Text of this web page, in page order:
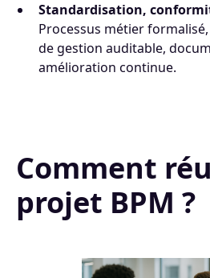
Standardisation,
Processus métier
de gestion auditable,
amélioration continue.
Comment
projet BPM ?